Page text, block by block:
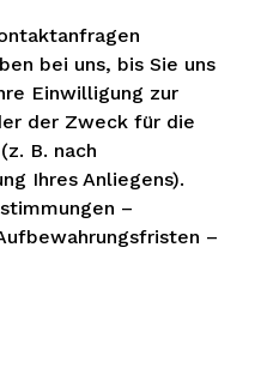
bei uns, bis Sie uns
Einwilligung zur
der Zweck für die
B. nach
Ihres Anliegens).
–
–